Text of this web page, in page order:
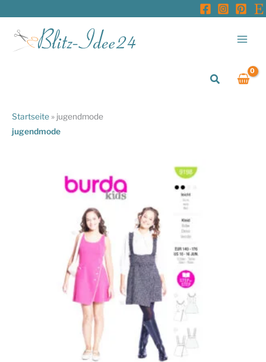
springen
Suchen
Startseite » jugendmode
jugendmode